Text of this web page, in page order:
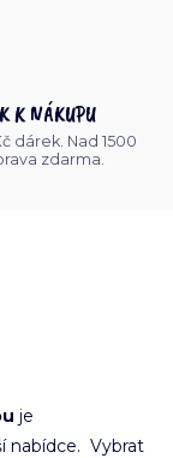
K NÁKUPU
dárek. Nad 1500
zdarma.
je
nabídce. Vybrat